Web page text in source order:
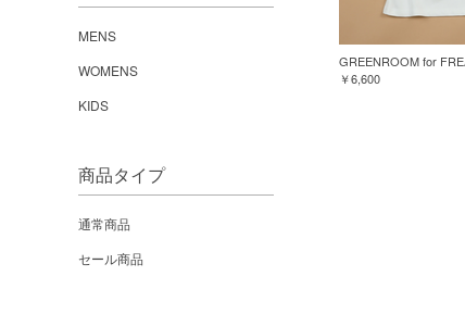
MENS
WOMENS
KIDS
商品タイプ
通常商品
セール商品
￥6,600